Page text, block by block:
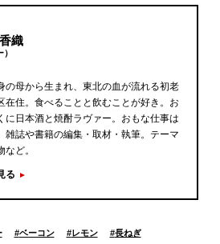
織
の母から生まれ、東北の血が流れる初老
在住。食べることと飲むことが好き。お
に日本酒と焼酎ラヴァー。おもな仕事は
雑誌や書籍の編集・取材・執筆。テーマ
ど。
る
#ベーコン #レモン #長ねぎ